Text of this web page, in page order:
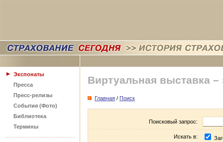
Экспонаты
Пресса
Пресс-релизы
События (Фото)
Библиотека
Термины
Виртуальная выставка –
Главная / Поиск
Поисковый запрос:
Искать в: